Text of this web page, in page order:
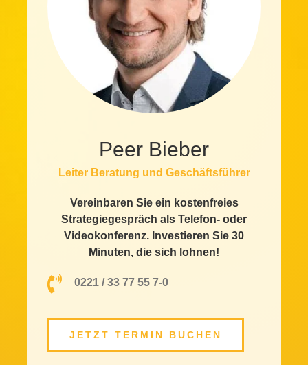
Peer Bieber
Leiter Beratung und Geschäftsführer
Vereinbaren Sie ein kostenfreies
Strategiegespräch als Telefon- oder
Videokonferenz. Investieren Sie 30
Minuten, die sich lohnen!
0221 / 33 77 55 7-0
JETZT TERMIN BUCHEN